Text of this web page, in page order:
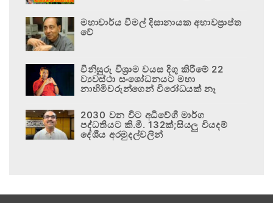
මහාචාර්ය විමල් දිසානායක අභාවප්‍රාප්ත
වේ
විනිසුරු විශ්‍රාම වයස දිගු කිරීමේ 22
ව්‍යවස්ථා සංශෝධනයට මහා
නාහිමිවරුන්ගෙන් විරෝධයක් නෑ
2030 වන විට අධිවේගී මාර්ග
පද්ධතියට කි.මී. 132ක්;සියලු වියදම්
දේශීය අරමුදල්වලින්